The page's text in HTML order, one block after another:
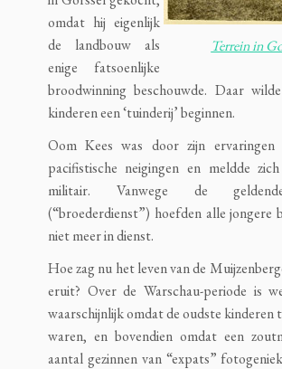
Terrein in
omdat hij eigenlijk
de landbouw als
enige fatsoenlijke
broodwinning beschouwde. Daar
kinderen een ‘tuinderij’ beginnen.
Oom Kees was door zijn ervaringen
pacifistische neigingen en meldde
militair. Vanwege de
(“broederdienst”) hoefden alle jongere
niet meer in dienst.
Hoe zag nu het leven van de
eruit? Over de Warschau-periode is
waarschijnlijk omdat de oudste kinderen
waren, en bovendien omdat een
aantal gezinnen van “expats”